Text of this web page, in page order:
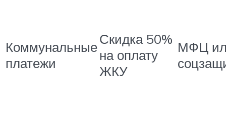
Коммунальные
платежи
Скидка 50%
на оплату
ЖКУ
МФЦ